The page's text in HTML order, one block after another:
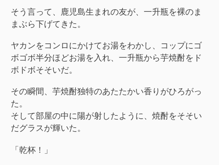
そう言って、鹿児島生まれの友が、一升瓶を裸のま
まぶら下げてきた。
ヤカンをコンロにかけてお湯をわかし、コップにゴ
ボゴボ半分ほどお湯を入れ、一升瓶から芋焼酎をド
ボドボそそいだ。
その瞬間、芋焼酎独特のあたたかい香りがひろがっ
た。
そして部屋の中に陽が射したように、焼酎をそそい
だグラスが輝いた。
「乾杯！」